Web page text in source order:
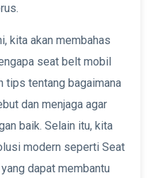
kita akan membahas
seat belt mobil
tips tentang bagaimana
dan menjaga agar
baik. Selain itu, kita
modern seperti Seat
dapat membantu